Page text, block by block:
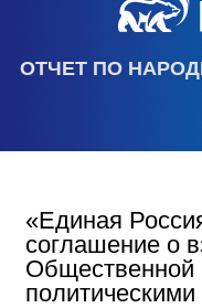
ОТЧЕТ ПО
«Единая
соглашение о
Общественной